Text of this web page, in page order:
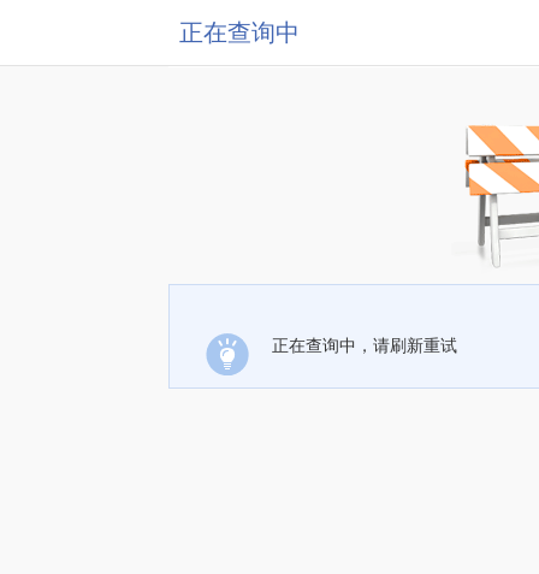
正在查询中
正在查询中，请刷新重试